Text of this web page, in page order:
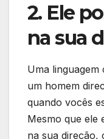
2. Ele
na sua
Uma
um homem
quando vocês
Mesmo que ele
na sua direção,